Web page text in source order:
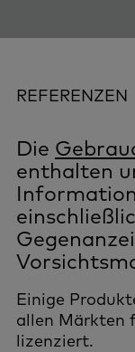
REFERENZEN
Die
enthalten
Einige
allen Märkten
lizenziert.